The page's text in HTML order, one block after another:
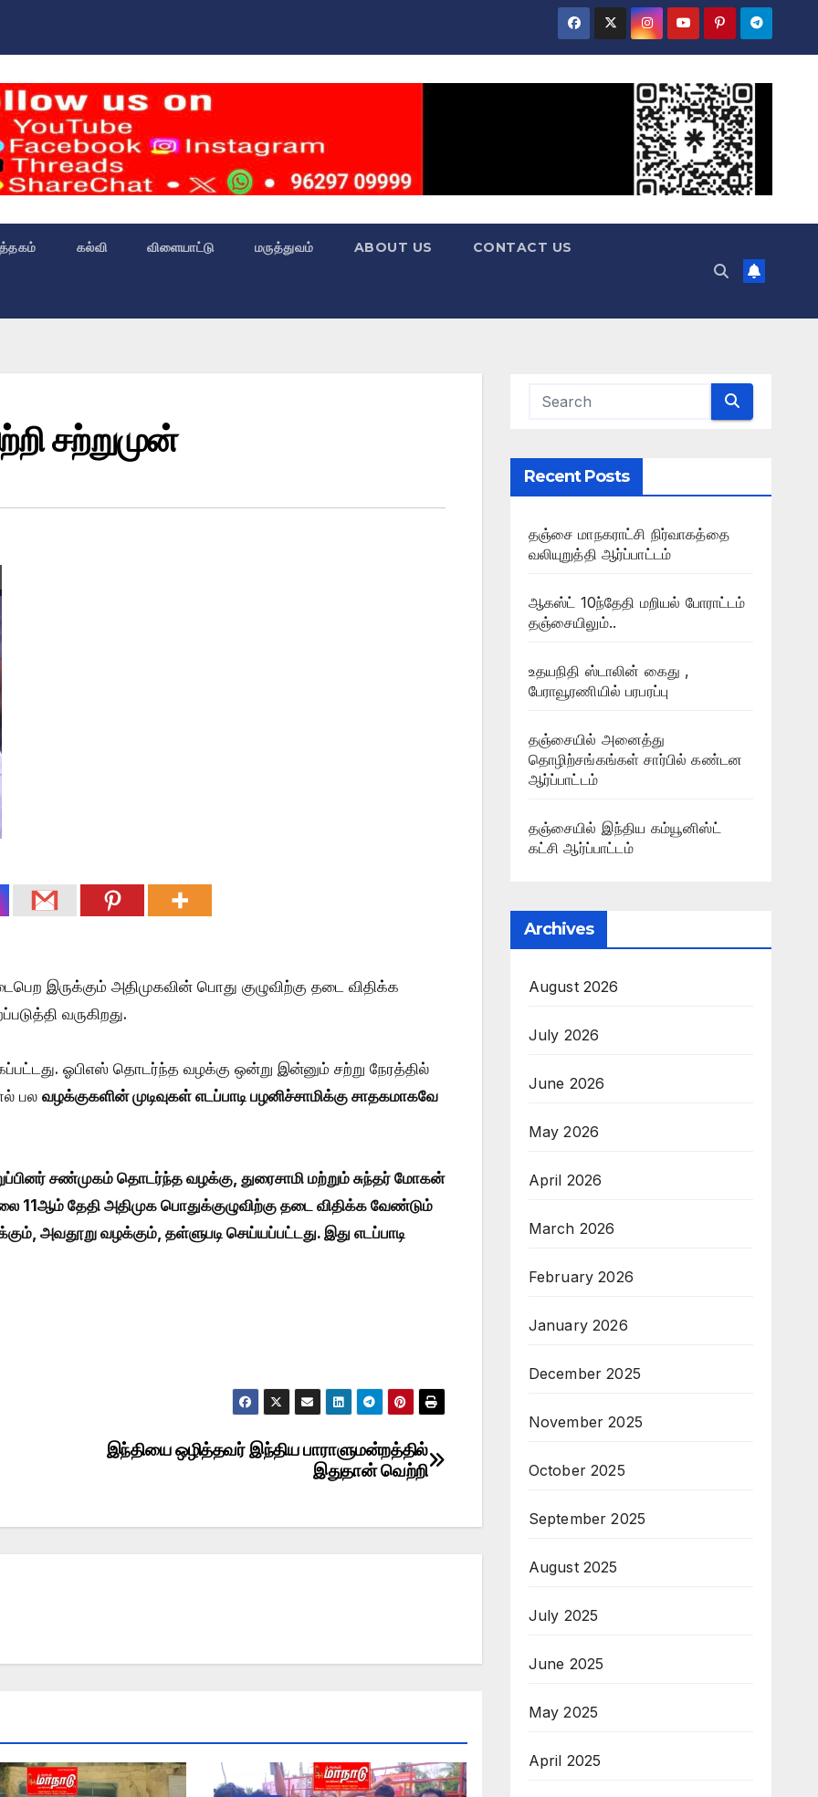
கல்வி விளையாட்டு மருத்துவம் ABOUT US CONTACT US
சற்றுமுன்
இருக்கும் அதிமுகவின் பொது குழுவிற்கு தடை விதிக்க
வருகிறது.
ஓபிஎஸ் தொடர்ந்த வழக்கு ஒன்று இன்னும் சற்று நேரத்தில்
பல வழக்குகளின் முடிவுகள் எடப்பாடி பழனிச்சாமிக்கு சாதகமாகவே
சண்முகம் தொடர்ந்த வழக்கு, துரைசாமி மற்றும் சுந்தர் மோகன்
11ஆம் தேதி அதிமுக பொதுக்குழுவிற்கு தடை விதிக்க வேண்டும்
அவதூறு வழக்கும், தள்ளுபடி செய்யப்பட்டது. இது எடப்பாடி
இந்தியை ஒழித்தவர் இந்திய பாராளுமன்றத்தில்
இதுதான் வெற்றி
Recent Posts
தஞ்சை மாநகராட்சி நிர்வாகத்தை
வலியுறுத்தி ஆர்ப்பாட்டம்
ஆகஸ்ட் 10ந்தேதி மறியல் போராட்டம்
தஞ்சையிலும்..
உதயநிதி ஸ்டாலின் கைது ,
பேராவூரணியில் பரபரப்பு
தஞ்சையில் அனைத்து
தொழிற்சங்கங்கள் சார்பில் கண்டன
ஆர்ப்பாட்டம்
தஞ்சையில் இந்திய கம்யூனிஸ்ட்
கட்சி ஆர்ப்பாட்டம்
Archives
August 2026
July 2026
June 2026
May 2026
April 2026
March 2026
February 2026
January 2026
December 2025
November 2025
October 2025
September 2025
August 2025
July 2025
June 2025
May 2025
April 2025